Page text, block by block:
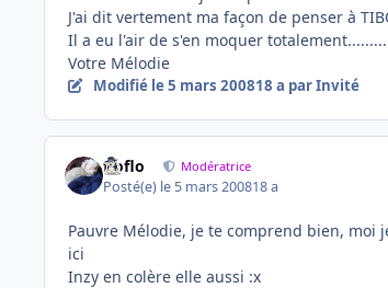
J'ai dit vertement ma façon de penser à
Il a eu l'air de s'en moquer
Votre Mélodie
Modifié le 5 mars 200818 a par Invité
floflo Modératrice
Posté(e) le 5 mars 200818 a
Pauvre Mélodie, je te comprend bien, moi
ici
Inzy en colère elle aussi :x